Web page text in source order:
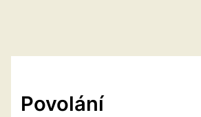
Povolání